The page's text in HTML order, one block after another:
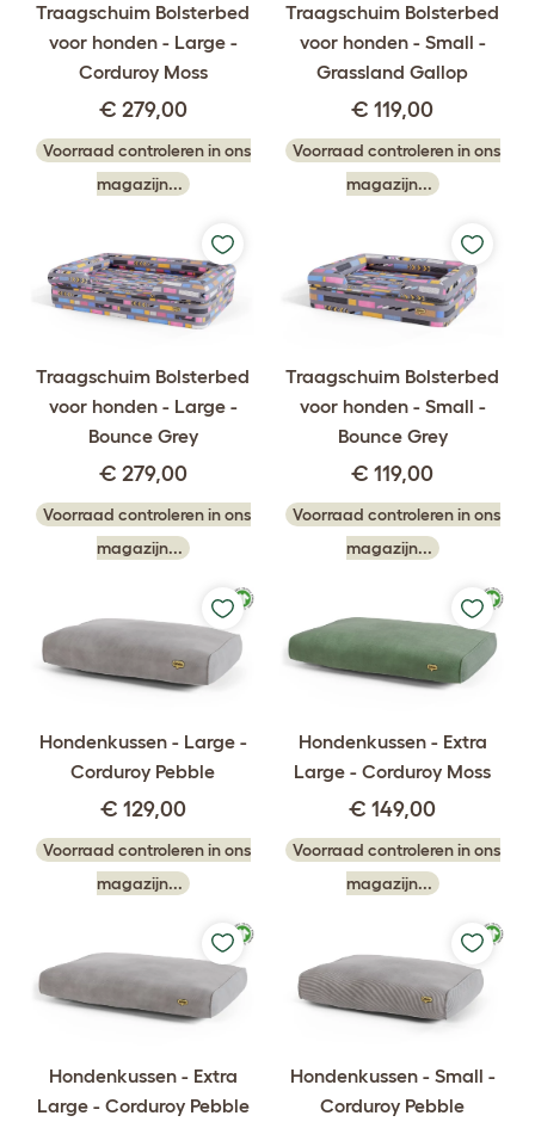
Traagschuim Bolsterbed
voor honden - Large -
Corduroy Moss
€ 279,00
Voorraad controleren in ons
magazijn...
Traagschuim Bolsterbed
voor honden - Small -
Grassland Gallop
€ 119,00
Voorraad controleren in ons
magazijn...
Traagschuim Bolsterbed
voor honden - Large -
Bounce Grey
€ 279,00
Voorraad controleren in ons
magazijn...
Traagschuim Bolsterbed
voor honden - Small -
Bounce Grey
€ 119,00
Voorraad controleren in ons
magazijn...
Hondenkussen - Large -
Corduroy Pebble
€ 129,00
Voorraad controleren in ons
magazijn...
Hondenkussen - Extra
Large - Corduroy Moss
€ 149,00
Voorraad controleren in ons
magazijn...
Hondenkussen - Extra
Large - Corduroy Pebble
Hondenkussen - Small -
Corduroy Pebble